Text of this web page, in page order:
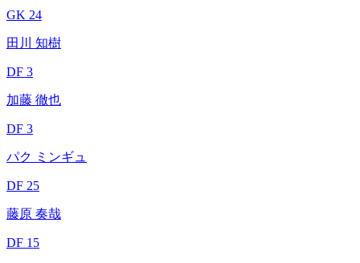
GK 24
田川 知樹
DF 3
加藤 徹也
DF 3
パク ミンギュ
DF 25
藤原 奏哉
DF 15